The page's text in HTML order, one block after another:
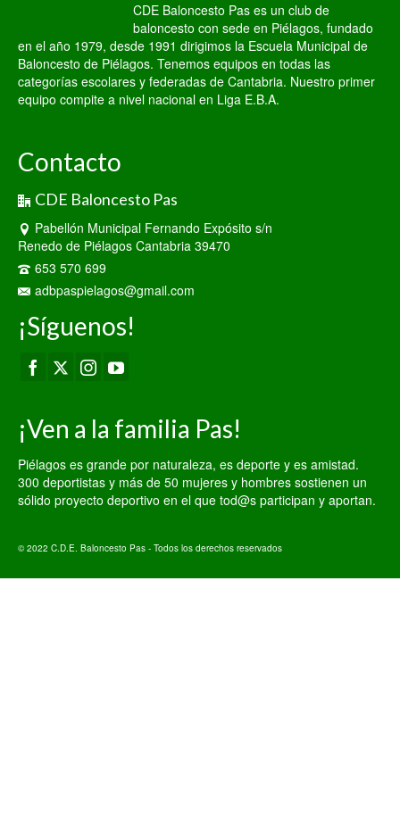
CDE Baloncesto Pas es un club de
baloncesto con sede en Piélagos, fundado
en el año 1979, desde 1991 dirigimos la Escuela Municipal de
Baloncesto de Piélagos. Tenemos equipos en todas las
categorías escolares y federadas de Cantabria. Nuestro primer
equipo compite a nivel nacional en Liga E.B.A.
Contacto
CDE Baloncesto Pas
Pabellón Municipal Fernando Expósito s/n
Renedo de Piélagos Cantabria 39470
653 570 699
adbpaspielagos@gmail.com
¡Síguenos!
¡Ven a la familia Pas!
Piélagos es grande por naturaleza, es deporte y es amistad.
300 deportistas y más de 50 mujeres y hombres sostienen un
sólido proyecto deportivo en el que tod@s participan y aportan.
© 2022 C.D.E. Baloncesto Pas - Todos los derechos reservados